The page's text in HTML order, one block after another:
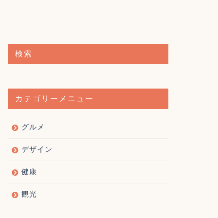
検索
カテゴリーメニュー
グルメ
デザイン
健康
観光